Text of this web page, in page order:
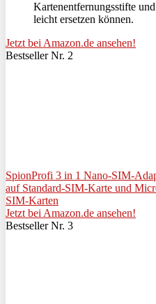
Kartenentfernungsstifte
leicht ersetzen können.
Jetzt bei Amazon.de ansehen!
Bestseller Nr. 2
SpionProfi 3 in 1 Nano-SIM-
auf Standard-SIM-Karte und
SIM-Karten
Jetzt bei Amazon.de ansehen!
Bestseller Nr. 3